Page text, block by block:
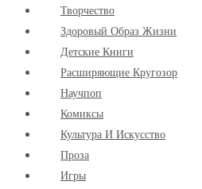
Творчество
Здоровый Образ Жизни
Детские Книги
Расширяющие Кругозор
Научпоп
Комиксы
Культура И Искусство
Проза
Игры